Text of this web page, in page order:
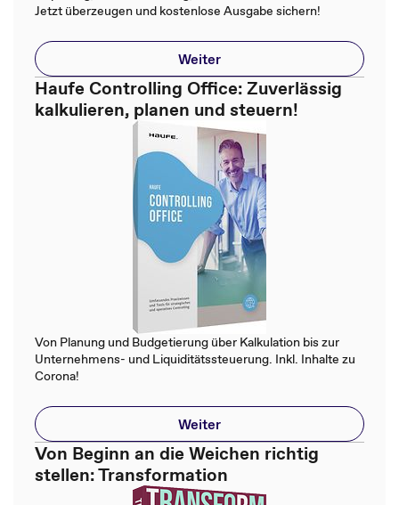
Jetzt überzeugen und kostenlose Ausgabe sichern!
Weiter
Haufe Controlling Office: Zuverlässig
kalkulieren, planen und steuern!
Von Planung und Budgetierung über Kalkulation bis zur
Unternehmens- und Liquiditätssteuerung. Inkl. Inhalte zu
Corona!
Weiter
Von Beginn an die Weichen richtig
stellen: Transformation